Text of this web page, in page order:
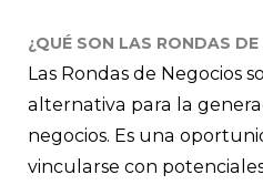
¿QUÉ SON LAS RONDAS
Las Rondas de Negocios
alternativa para la
negocios. Es una
vincularse con